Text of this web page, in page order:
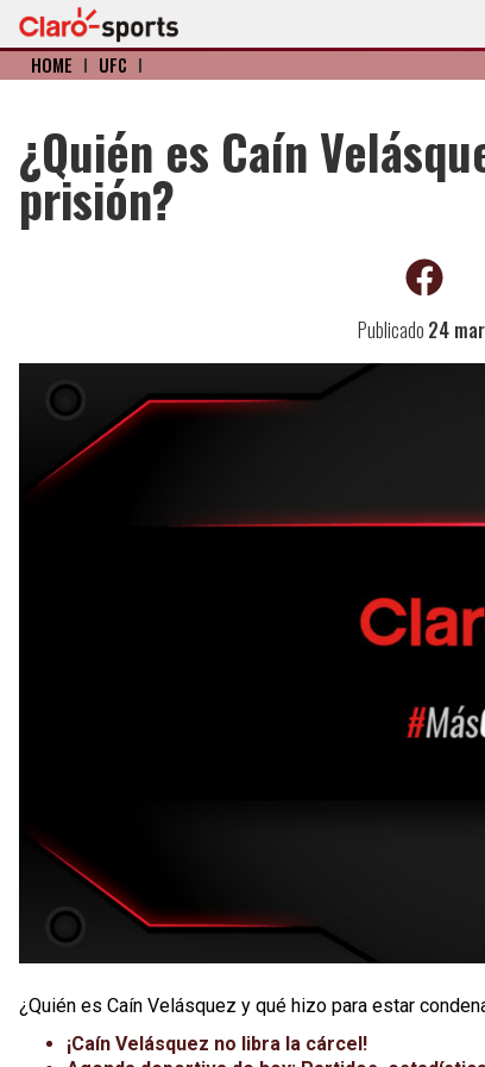
HOME I UFC I
¿Quién es Caín
prisión?
Publicado 24
¿Quién es Caín Velásquez y qué hizo para estar
¡Caín Velásquez no libra la cárcel!